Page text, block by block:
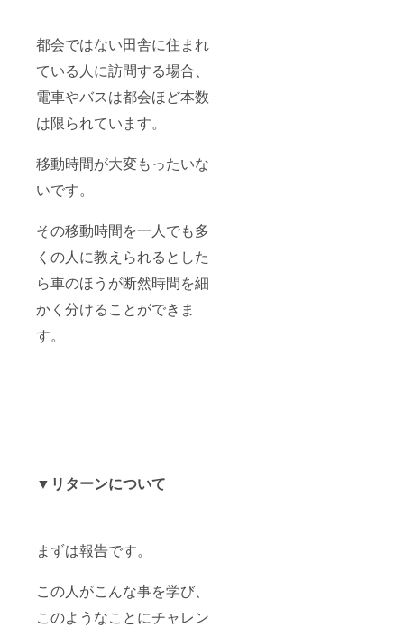
都会ではない田舎に住まれ
ている人に訪問する場合、
電車やバスは都会ほど本数
は限られています。
移動時間が大変もったいな
いです。
その移動時間を一人でも多
くの人に教えられるとした
ら車のほうが断然時間を細
かく分けることができま
す。
▼リターンについて
まずは報告です。
この人がこんな事を学び、
このようなことにチャレン